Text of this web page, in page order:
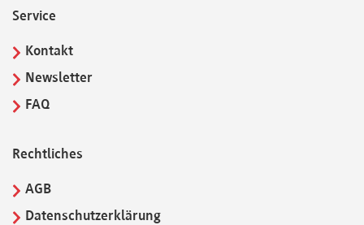
Service
Kontakt
Newsletter
FAQ
Rechtliches
AGB
Datenschutzerklärung